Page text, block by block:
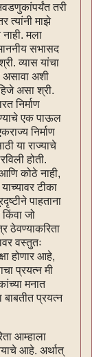
तरी
त्यांनी माझे
मला
सभासद
व्यास यांचा
अशी
असा श्री.
निर्माण
एक पाऊल
निर्माण
या राज्याचे
होती.
कोठे नाही,
टीका
पाहताना
जो
ठेवण्याकरिता
वस्तुतः
होणार आहे,
प्रयत्‍न मी
मनात
बाबतीत प्रयत्न
आम्हाला
आहे. अर्थात्